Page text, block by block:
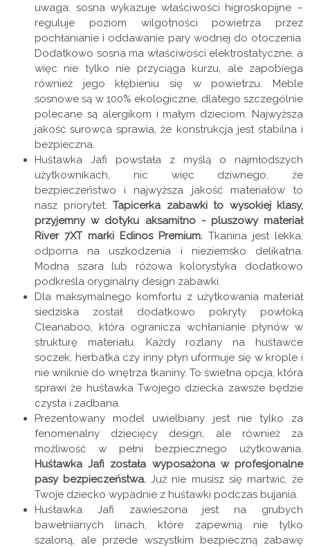
uwaga: sosna wykazuje właściwości higroskopijne –
reguluje poziom wilgotności powietrza przez
pochłanianie i oddawanie pary wodnej do otoczenia.
Dodatkowo sosna ma właściwości elektrostatyczne, a
więc nie tylko nie przyciąga kurzu, ale zapobiega
również jego kłębieniu się w powietrzu. Meble
sosnowe są w 100% ekologiczne, dlatego szczególnie
polecane są alergikom i małym dzieciom. Najwyższa
jakość surowca sprawia, że konstrukcja jest stabilna i
bezpieczna.
Huśtawka Jafi powstała z myślą o najmłodszych
użytkownikach, nic więc dziwnego, że
bezpieczeństwo i najwyższa jakość materiałów to
nasz priorytet. Tapicerka zabawki to wysokiej klasy,
przyjemny w dotyku aksamitno - pluszowy materiał
River 7XT marki Edinos Premium. Tkanina jest lekka,
odporna na uszkodzenia i nieziemsko delikatna.
Modna szara lub różowa kolorystyka dodatkowo
podkreśla oryginalny design zabawki.
Dla maksymalnego komfortu z użytkowania materiał
siedziska został dodatkowo pokryty powłoką
Cleanaboo, która ogranicza wchłanianie płynów w
strukturę materiału. Każdy rozlany na huśtawce
soczek, herbatka czy inny płyn uformuje się w krople i
nie wniknie do wnętrza tkaniny. To świetna opcja, która
sprawi że huśtawka Twojego dziecka zawsze będzie
czysta i zadbana.
Prezentowany model uwielbiany jest nie tylko za
fenomenalny dziecięcy design, ale również za
możliwość w pełni bezpiecznego użytkowania.
Huśtawka Jafi została wyposażona w profesjonalne
pasy bezpieczeństwa. Już nie musisz się martwić, że
Twoje dziecko wypadnie z huśtawki podczas bujania.
Huśtawka Jafi zawieszona jest na grubych
bawełnianych linach, które zapewnią nie tylko
szaloną, ale przede wszystkim bezpieczną zabawę